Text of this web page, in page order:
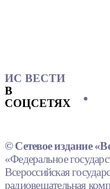
ИС ВЕСТИ
В
СОЦСЕТЯХ
© Сетевое издание
«Федеральное
Всероссийская
радиовещательная